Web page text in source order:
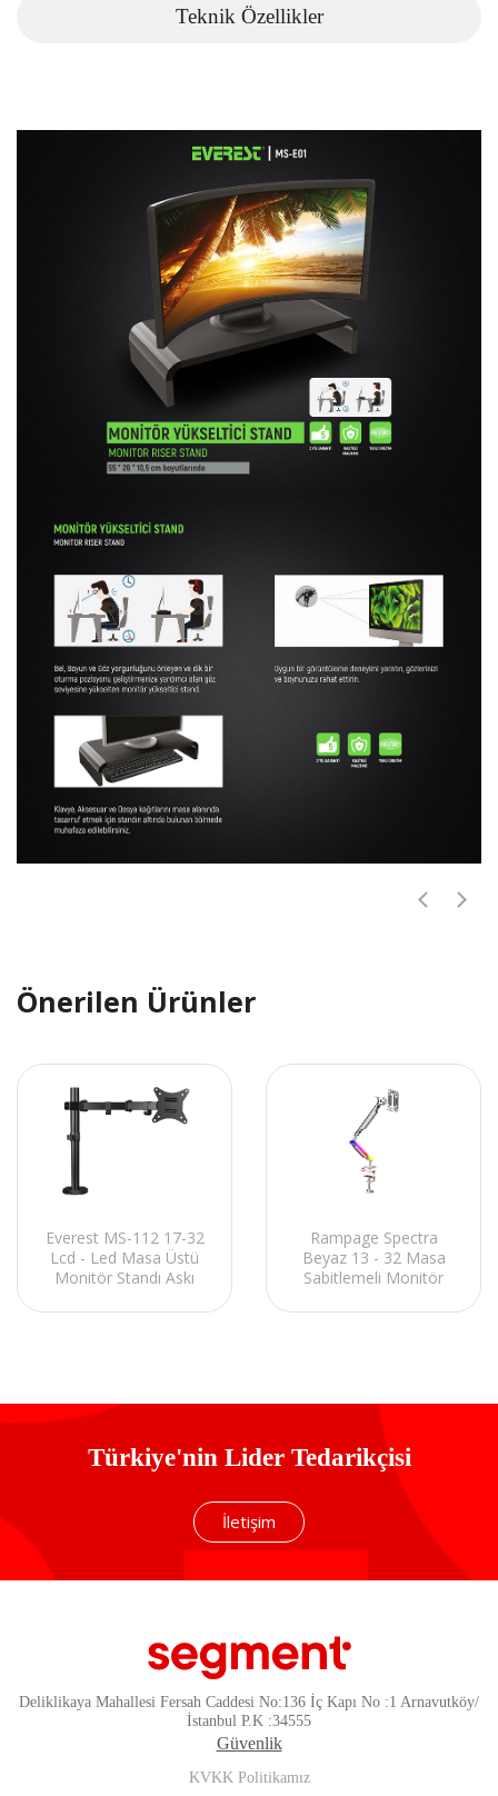
Teknik Özellikler
Önerilen Ürünler
Everest MS-112 17-32
Lcd - Led Masa Üstü
Monitör Standı Askı
Rampage Spectra
Beyaz 13 - 32 Masa
Sabitlemeli Monitör
Türkiye'nin Lider Tedarikçisi
İletişim
Deliklikaya Mahallesi Fersah Caddesi No:136 İç Kapı No :1 Arnavutköy/
İstanbul P.K :34555
Güvenlik
KVKK Politikamız